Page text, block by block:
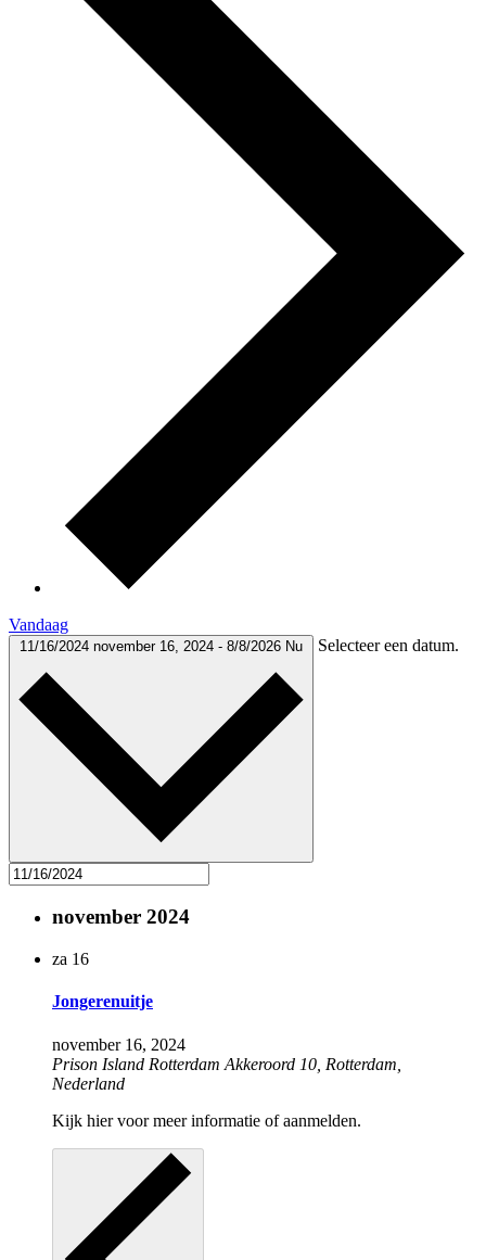
Vandaag
11/16/2024 november 16, 2024 - 8/8/2026 Nu Selecteer een datum.
november 2024
za 16
Jongerenuitje
november 16, 2024
Prison Island Rotterdam Akkeroord 10, Rotterdam,
Nederland
Kijk hier voor meer informatie of aanmelden.